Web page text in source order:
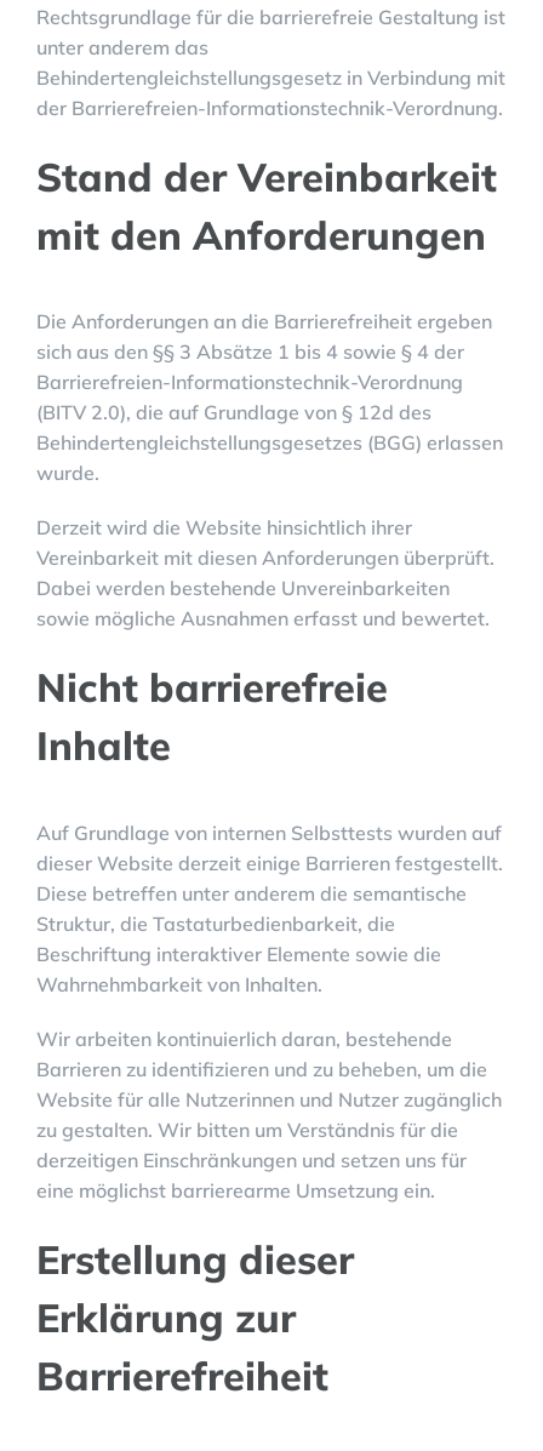
Rechtsgrundlage für die barrierefreie Gestaltung ist
unter anderem das
Behindertengleichstellungsgesetz in Verbindung mit
der Barrierefreien-Informationstechnik-Verordnung.
Stand der Vereinbarkeit
mit den Anforderungen
Die Anforderungen an die Barrierefreiheit ergeben
sich aus den §§ 3 Absätze 1 bis 4 sowie § 4 der
Barrierefreien-Informationstechnik-Verordnung
(BITV 2.0), die auf Grundlage von § 12d des
Behindertengleichstellungsgesetzes (BGG) erlassen
wurde.
Derzeit wird die Website hinsichtlich ihrer
Vereinbarkeit mit diesen Anforderungen überprüft.
Dabei werden bestehende Unvereinbarkeiten
sowie mögliche Ausnahmen erfasst und bewertet.
Nicht barrierefreie
Inhalte
Auf Grundlage von internen Selbsttests wurden auf
dieser Website derzeit einige Barrieren festgestellt.
Diese betreffen unter anderem die semantische
Struktur, die Tastaturbedienbarkeit, die
Beschriftung interaktiver Elemente sowie die
Wahrnehmbarkeit von Inhalten.
Wir arbeiten kontinuierlich daran, bestehende
Barrieren zu identifizieren und zu beheben, um die
Website für alle Nutzerinnen und Nutzer zugänglich
zu gestalten. Wir bitten um Verständnis für die
derzeitigen Einschränkungen und setzen uns für
eine möglichst barrierearme Umsetzung ein.
Erstellung dieser
Erklärung zur
Barrierefreiheit